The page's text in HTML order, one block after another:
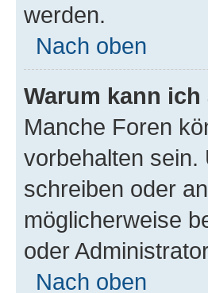
werden.
Nach oben
Warum kann
Manche Foren
vorbehalten sein.
schreiben oder
möglicherweise
oder
Nach oben